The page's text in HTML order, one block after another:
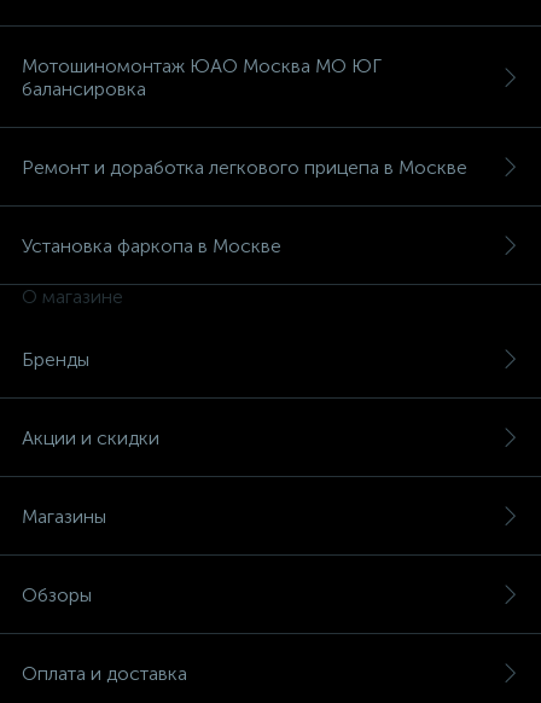
Мотошиномонтаж ЮАО Москва МО ЮГ
балансировка
Ремонт и доработка легкового прицепа в Москве
Установка фаркопа в Москве
О магазине
Бренды
Акции и скидки
Магазины
Обзоры
Оплата и доставка